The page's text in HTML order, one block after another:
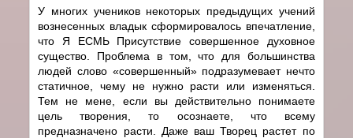
У многих учеников некоторых предыдущих учений
вознесенных владык сформировалось впечатление,
что Я ЕСМЬ Присутствие совершенное духовное
существо. Проблема в том, что для большинства
людей слово «совершенный» подразумевает нечто
статичное, чему не нужно расти или изменяться.
Тем не мене, если вы действительно понимаете
цель творения, то осознаете, что всему
предназначено расти. Даже ваш Творец растет по